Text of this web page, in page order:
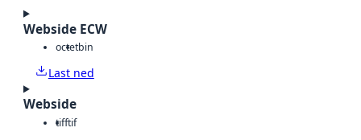
Webside ECW
octetbin
Last ned
Webside
tifftif